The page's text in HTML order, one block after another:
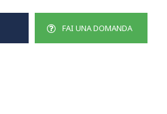
FAI UNA DOMANDA